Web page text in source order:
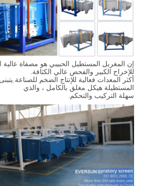
إن المغربل المستطيل الحبيبي هو مصفاة
للإخراج الكبير والفحص عالي الكثافة.
أكثر المعدات فعالية للإنتاج الضخم
المستطيلة هيكل مغلق بالكامل ، والذي
سهلة التركيب والتحكم.